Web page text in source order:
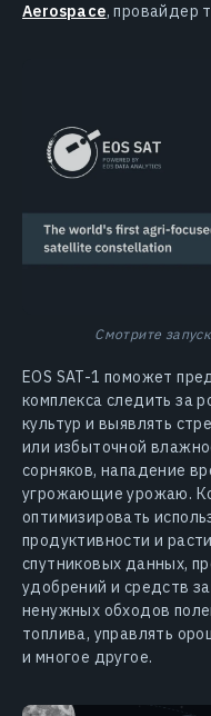
Aerospace, провайдер
Смотрите
EOS SAT-1 поможет
комплекса следить за
культур и выявлять
или избыточной
сорняков, нападение
угрожающие урожаю.
оптимизировать
продуктивности и
спутниковых данных,
удобрений и средств
ненужных обходов
топлива, управлять
и многое другое.